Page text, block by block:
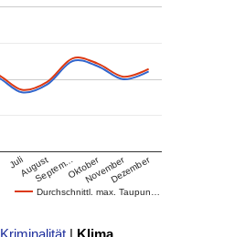
Durchschnittl. max. Taupun…
JuliAugustSeptem…OktoberNovemberDezember
Kriminalität | Klima